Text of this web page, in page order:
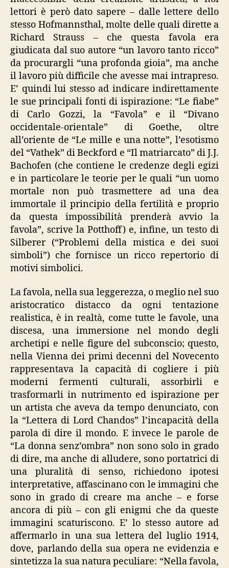
lettori è però dato sapere – dalle lettere dello
stesso Hofmannsthal, molte delle quali dirette a
Richard Strauss – che questa favola era
giudicata dal suo autore “un lavoro tanto ricco”
da procurargli “una profonda gioia”, ma anche
il lavoro più difficile che avesse mai intrapreso.
E’ quindi lui stesso ad indicare indirettamente
le sue principali fonti di ispirazione: “Le fiabe”
di Carlo Gozzi, la “Favola” e il “Divano
occidentale-orientale” di Goethe, oltre
all’oriente de “Le mille e una notte”, l’esotismo
del “Vathek” di Beckford e “Il matriarcato” di J.J.
Bachofen (che contiene le credenze degli egizi
e in particolare le teorie per le quali “un uomo
mortale non può trasmettere ad una dea
immortale il principio della fertilità e proprio
da questa impossibilità prenderà avvio la
favola”, scrive la Potthoff) e, infine, un testo di
Silberer (“Problemi della mistica e dei suoi
simboli”) che fornisce un ricco repertorio di
motivi simbolici.
La favola, nella sua leggerezza, o meglio nel suo
aristocratico distacco da ogni tentazione
realistica, è in realtà, come tutte le favole, una
discesa, una immersione nel mondo degli
archetipi e nelle figure del subconscio; questo,
nella Vienna dei primi decenni del Novecento
rappresentava la capacità di cogliere i più
moderni fermenti culturali, assorbirli e
trasformarli in nutrimento ed ispirazione per
un artista che aveva da tempo denunciato, con
la “Lettera di Lord Chandos” l’incapacità della
parola di dire il mondo. E invece le parole de
“La donna senz’ombra” non sono solo in grado
di dire, ma anche di alludere, sono portatrici di
una pluralità di senso, richiedono ipotesi
interpretative, affascinano con le immagini che
sono in grado di creare ma anche – e forse
ancora di più – con gli enigmi che da queste
immagini scaturiscono. E’ lo stesso autore ad
affermarlo in una sua lettera del luglio 1914,
dove, parlando della sua opera ne evidenzia e
sintetizza la sua natura peculiare: “Nella favola,